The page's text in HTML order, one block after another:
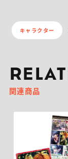
キャラクター
関連商品